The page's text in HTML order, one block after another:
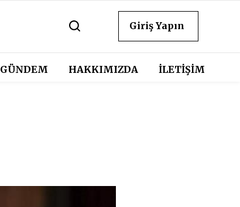
Giriş Yapın
GÜNDEM HAKKIMIZDA İLETİŞİM